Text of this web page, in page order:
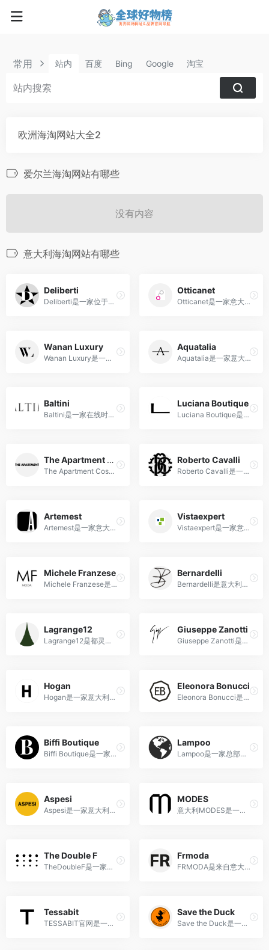
常用 站内 百度 Bing Google 淘宝
欧洲海淘网站大全2
爱尔兰海淘网站有哪些
没有内容
意大利海淘网站有哪些
Deliberti
Deliberti是一家位于意大利那不勒斯的多元化时尚零售店，提供国际一流设计师品牌和独特的艺术与生活产品。
Otticanet
Otticanet是一家意大利眼镜品牌，提供全球知名眼镜品牌的高品质眼镜和太阳镜，以满足时尚和视力需求。
Wanan Luxury
Wanan Luxury是一家意大利买手店，专注于提供高端时尚与奢华品牌。
Aquatalia
Aquatalia是一家意大利奢侈鞋履品牌，以其先进的防水技术和时尚设计而备受瞩目。
Baltini
Baltini是一家在线时尚零售商，他们提供一系列高端时尚品牌的服装、鞋类、饰品等产品。
Luciana Boutique
Luciana Boutique是一家以精心挑选的时装和配饰为特点的品牌，为现代女性带来独特的魅力和风格。
The Apartment Cosenza
The Apartment Cosenza 是一家多品牌的男女服装、鞋子和配饰精品店。
Roberto Cavalli
Roberto Cavalli是一家标志性的意大利时尚品牌，以其奢华而富有魅力的设计而闻名。
Artemest
Artemest是一家意大利的奢侈家居品牌和电商平台，专注于展示和销售来自意大利手工艺师和设计师的精美家居艺术品。
Vistaexpert
Vistaexpert是一家意大利眼镜零售商，提供高品质眼镜产品、眼镜配件和专业眼镜服务，满足客户的时尚和视觉需求。
Michele Franzese
Michele Franzese是一家意大利奢侈时尚多品牌零售商，提供高品质的时尚选择和个性化的购物体验。
Bernardelli
Bernardelli是意大利的时尚精品零售商，以其悠久的历史、高品质的产品和对独特设计的执着而备受推崇。
Lagrange12
Lagrange12是都灵市中心一家独特的奢侈品商店，融合了古老建筑、创新设计和顶级奢侈品品牌，提供非凡的购物体验。
Giuseppe Zanotti
Giuseppe Zanotti是一家意大利奢侈鞋履品牌，以其独特而前卫的设计、精湛的工艺和奢华的风格而著名。
Hogan
Hogan是一家意大利奢侈品牌，专注于设计时尚且实用的鞋履和皮具产品。
Eleonora Bonucci
Eleonora Bonucci是一家意大利的高端时尚奢侈品零售商，提供精选的设计师服装和配饰。
Biffi Boutique
Biffi Boutique是一家位于意大利的历史悠久、时尚前卫的精品店，以推广独立设计师品牌和提供独特时尚选择而备受赞誉。
Lampoo
Lampoo是一家总部位于意大利的二手奢侈品交易平台，提供了一个安全可靠的平台，供用户在买卖二手奢侈品方面进行交易。
Aspesi
Aspesi是一家意大利时尚品牌，以其简约、实用和高品质的设计而闻名，提供男装、女装和配饰等多种类别的时尚商品。
MODES
意大利MODES是一个时尚零售平台，提供来自意大利的时尚、配饰、家居用品等商品，并支持国际直邮服务。
The Double F
TheDoubleF是一家意大利奢侈品电商平台，涵盖了时装、鞋履、配件、珠宝、手表等多个品类。
Frmoda
FRMODA是来自意大利的奢侈品奥特莱斯，线上商城涵盖了著名的奢侈品牌和新锐设计师品牌，产品包括服饰，鞋，包包，配件等。
Tessabit
TESSABIT官网是一家经营高端奢侈品牌的在线时尚精品零售商，提供服装、鞋子、配件等产品，同时支持直邮中国的服务。
Save the Duck
Save the Duck是一家以环保为理念的意大利时尚品牌，致力于使用100%无动物成分的面料制作高品质的羽绒服和外套。